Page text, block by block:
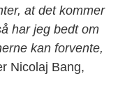
at det kommer
har jeg bedt om
kan forvente,
Nicolaj Bang,